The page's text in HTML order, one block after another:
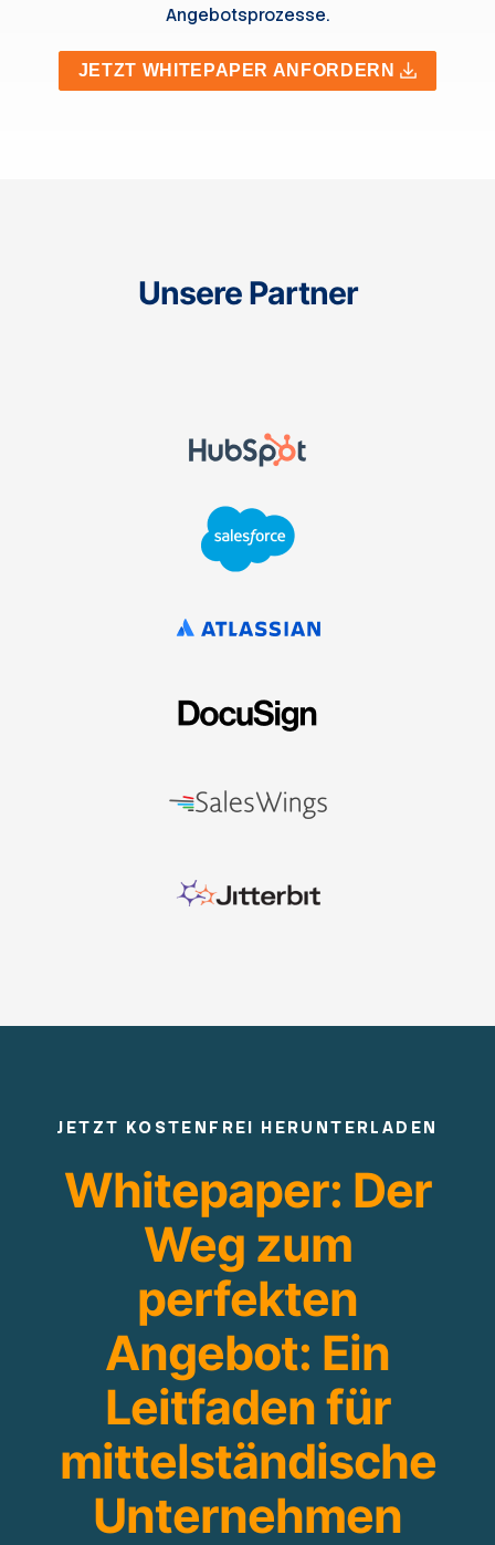
Angebotsprozesse.
JETZT WHITEPAPER ANFORDERN
Unsere Partner
JETZT KOSTENFREI HERUNTERLADEN
Whitepaper: Der
Weg zum
perfekten
Angebot: Ein
Leitfaden für
mittelständische
Unternehmen